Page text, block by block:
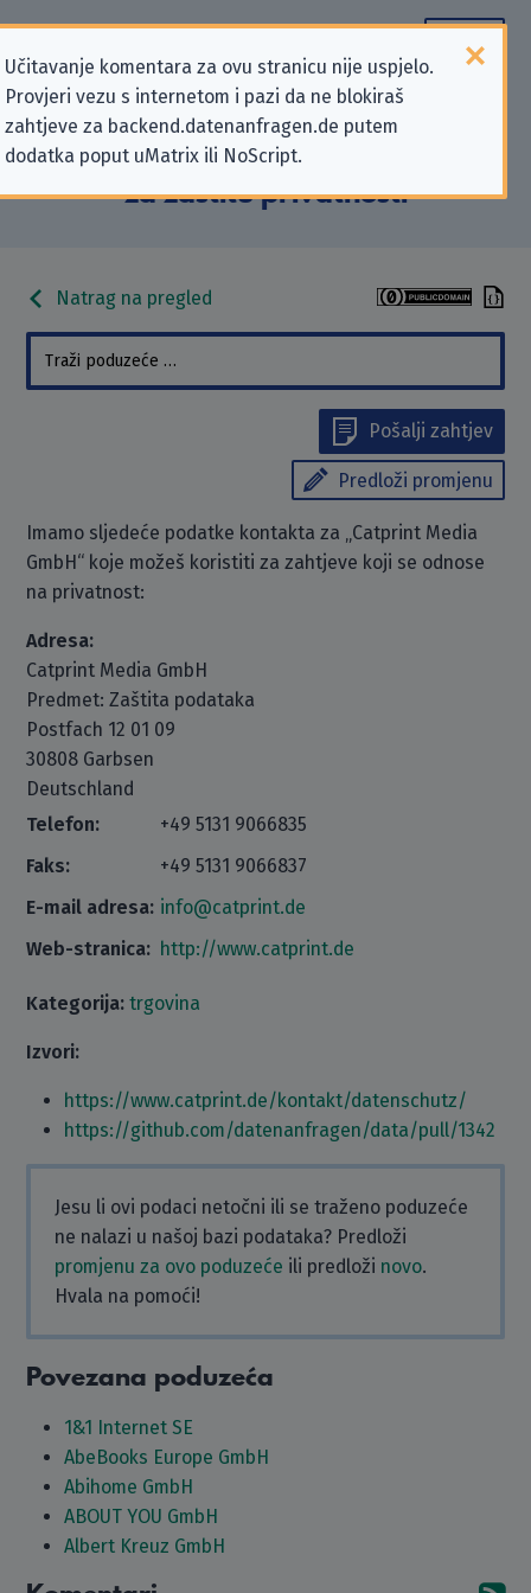
Učitavanje komentara za ovu stranicu nije uspjelo.
Provjeri vezu s internetom i pazi da ne blokiraš
zahtjeve za backend.datenanfragen.de putem
dodatka poput uMatrix ili NoScript.
Podaci kontakta „Catprint Media
GmbH” koji se odnose na zahtjeve
za zaštitu privatnosti
Natrag na pregled
Pošalji zahtjev
Predloži promjenu
Imamo sljedeće podatke kontakta za „Catprint Media
GmbH“ koje možeš koristiti za zahtjeve koji se odnose
na privatnost:
Adresa:
Catprint Media GmbH
Predmet: Zaštita podataka
Postfach 12 01 09
30808 Garbsen
Deutschland
Telefon:
+49 5131 9066835
Faks:
+49 5131 9066837
E-mail adresa: info@catprint.de
Web-stranica: http://www.catprint.de
Kategorija: trgovina
Izvori:
https://www.catprint.de/kontakt/datenschutz/
https://github.com/datenanfragen/data/pull/1342
Jesu li ovi podaci netočni ili se traženo poduzeće
ne nalazi u našoj bazi podataka? Predloži
promjenu za ovo poduzeće ili predloži novo.
Hvala na pomoći!
Povezana poduzeća
1&1 Internet SE
AbeBooks Europe GmbH
Abihome GmbH
ABOUT YOU GmbH
Albert Kreuz GmbH